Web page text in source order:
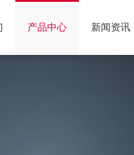
产品中心 新闻资讯